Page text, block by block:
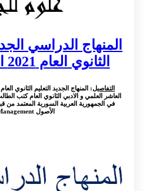
المنهاج الدراسي
الثانوي العام 2021 العلمي والادبي
التفاصيل: المنهاج الجديد التعليم الثانوي
العاشر العلمي و الادبي الثانوي العام كتب
في الجمهورية العربية السورية المعتمد من
الأصول Asset Management ...